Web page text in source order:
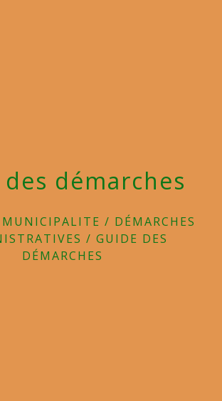
démarches
MUNICIPALITE / DÉMARCHES
/ GUIDE DES
DÉMARCHES